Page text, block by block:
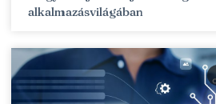
alkalmazásvilágában